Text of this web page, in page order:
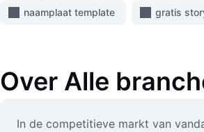
naamplaat template gratis
Over Alle
In de competitieve markt van